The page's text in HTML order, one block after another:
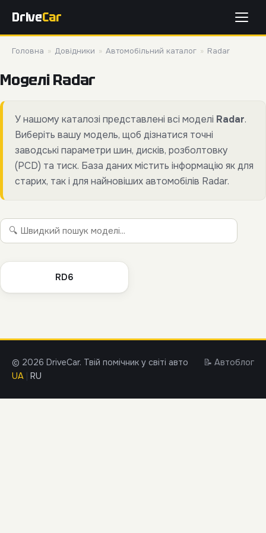
DriveCar
Головна » Довідники » Автомобільний каталог » Radar
Моделі Radar
У нашому каталозі представлені всі моделі Radar.
Виберіть вашу модель, щоб дізнатися точні
заводські параметри шин, дисків, розболтовку
(PCD) та тиск. База даних містить інформацію як для
старих, так і для найновіших автомобілів Radar.
RD6
© 2026 DriveCar. Твій помічник у світі авто
📝 Автоблог
UA
RU